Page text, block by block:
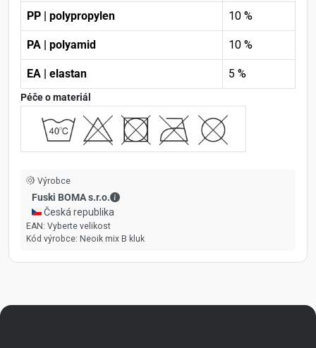
PP | polypropylen 10 %
PA | polyamid 10 %
EA | elastan 5 %
Péče o materiál
Výrobce
Fuski BOMA s.r.o.
Fuski BOMA s.r.o. - Kontaktní údaje
🇨🇿 Česká republika
EAN: Vyberte velikost
Kód výrobce: Neoik mix B kluk